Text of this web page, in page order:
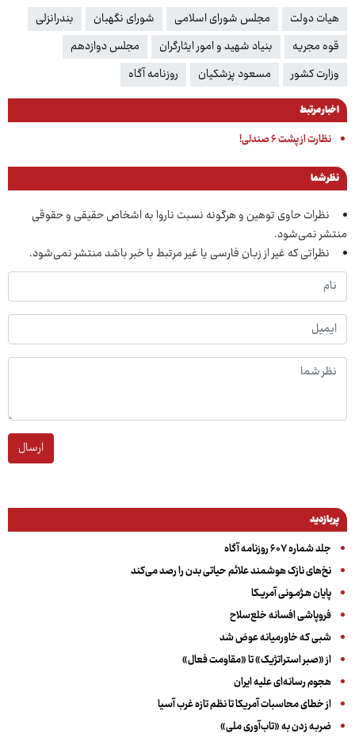
هیات دولت مجلس شورای اسلامی شورای نگهبان
بندرانزلی
قوه مجریه
بنیاد شهید و امور ایثارگران
مجلس دوازدهم
وزارت کشور
مسعود پزشکیان روزنامه آگاه
اخبار مرتبط
نظارت از پشت ۶ صندلی!
نظر شما
نظرات حاوی توهین و هرگونه نسبت ناروا به اشخاص حقیقی و حقوقی
منتشر نمی‌شود.
نظراتی که غیر از زبان فارسی یا غیر مرتبط با خبر باشد منتشر نمی‌شود.
ارسال
پربازدید
جلد شماره ۶۰۷ روزنامه آگاه
نخ‌های نازک هوشمند علائم حیاتی بدن را رصد می‌کند
پایان هـژمـونی آمریـکا
فروپاشی افسانه خلع‌سلاح
شبی که خاورمیانه عوض شد
از «صبر استراتژیک» تا «مقاومت فعال»
هجوم رسانه‌ای علیه ایران
از خطای محاسبات آمریکا تا نظم تازه غرب آسیا
ضربه زدن به «تاب‌آوری ملی»